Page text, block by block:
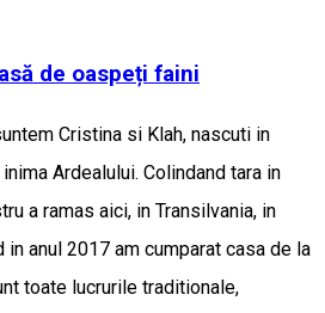
de oaspeți faini
Cristina si Klah, nascuti in
Ardealului. Colindand tara in
a ramas aici, in Transilvania, in
in anul 2017 am cumparat casa de la
toate lucrurile traditionale,